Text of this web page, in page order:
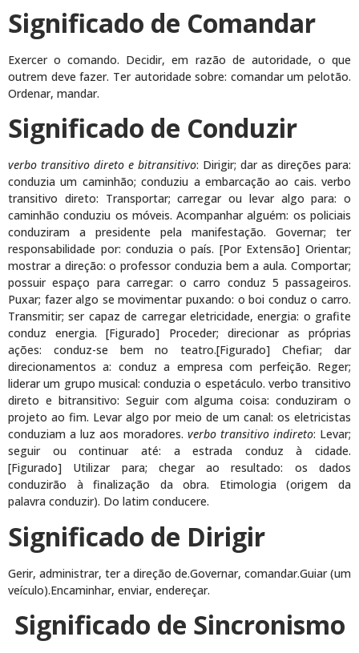
Significado de Comandar
Exercer o comando. Decidir, em razão de autoridade, o que
outrem deve fazer. Ter autoridade sobre: comandar um pelotão.
Ordenar, mandar.
Significado de Conduzir
verbo transitivo direto e bitransitivo: Dirigir; dar as direções para:
conduzia um caminhão; conduziu a embarcação ao cais. verbo
transitivo direto: Transportar; carregar ou levar algo para: o
caminhão conduziu os móveis. Acompanhar alguém: os policiais
conduziram a presidente pela manifestação. Governar; ter
responsabilidade por: conduzia o país. [Por Extensão] Orientar;
mostrar a direção: o professor conduzia bem a aula. Comportar;
possuir espaço para carregar: o carro conduz 5 passageiros.
Puxar; fazer algo se movimentar puxando: o boi conduz o carro.
Transmitir; ser capaz de carregar eletricidade, energia: o grafite
conduz energia. [Figurado] Proceder; direcionar as próprias
ações: conduz-se bem no teatro.[Figurado] Chefiar; dar
direcionamentos a: conduz a empresa com perfeição. Reger;
liderar um grupo musical: conduzia o espetáculo. verbo transitivo
direto e bitransitivo: Seguir com alguma coisa: conduziram o
projeto ao fim. Levar algo por meio de um canal: os eletricistas
conduziam a luz aos moradores. verbo transitivo indireto: Levar;
seguir ou continuar até: a estrada conduz à cidade.
[Figurado] Utilizar para; chegar ao resultado: os dados
conduzirão à finalização da obra. Etimologia (origem da
palavra conduzir). Do latim conducere.
Significado de Dirigir
Gerir, administrar, ter a direção de.Governar, comandar.Guiar (um
veículo).Encaminhar, enviar, endereçar.
Significado de Sincronismo